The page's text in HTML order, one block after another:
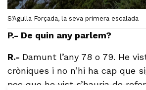
S’Agulla Forçada, la seva primera escalada
P.- De quin any parlem?
R.- Damunt l’any 78 o 79. He
cròniques i no n’hi ha cap que
poc que he vist s’hauria de